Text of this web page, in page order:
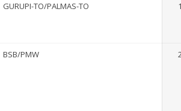
GURUPI-TO/PALMAS-TO
BSB/PMW